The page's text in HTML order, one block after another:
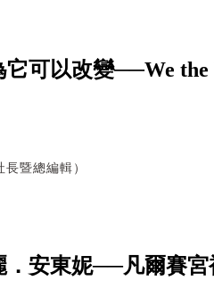
可以改變──We the
暨總編輯）
．安東妮──凡爾賽